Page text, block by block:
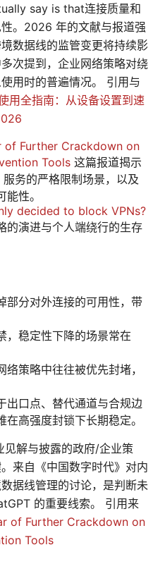
say is that连接质量和
。2026 年的文献与报道强
数据线的监管变更将持续影
次提到，企业网络策略对绕
用时的普遍情况。 引用与
用全指南：从设备设置到速
of Further Crackdown on
Tools 这篇报道揭示
务的严格限制场景，以及
性。
decided to block VPNs?
的演进与个人端绕行的生存
部分对外连接的可用性，带
，稳定性下降的场景常在
策略中往往被优先封堵，
出口点、替代通道与合规边
高强度封锁下长期稳定。
解与披露的政府/企业策
来自《中国数字时代》对内
据线管理的讨论，是判断未
的重要线索。 引用来
of Further Crackdown on
Tools